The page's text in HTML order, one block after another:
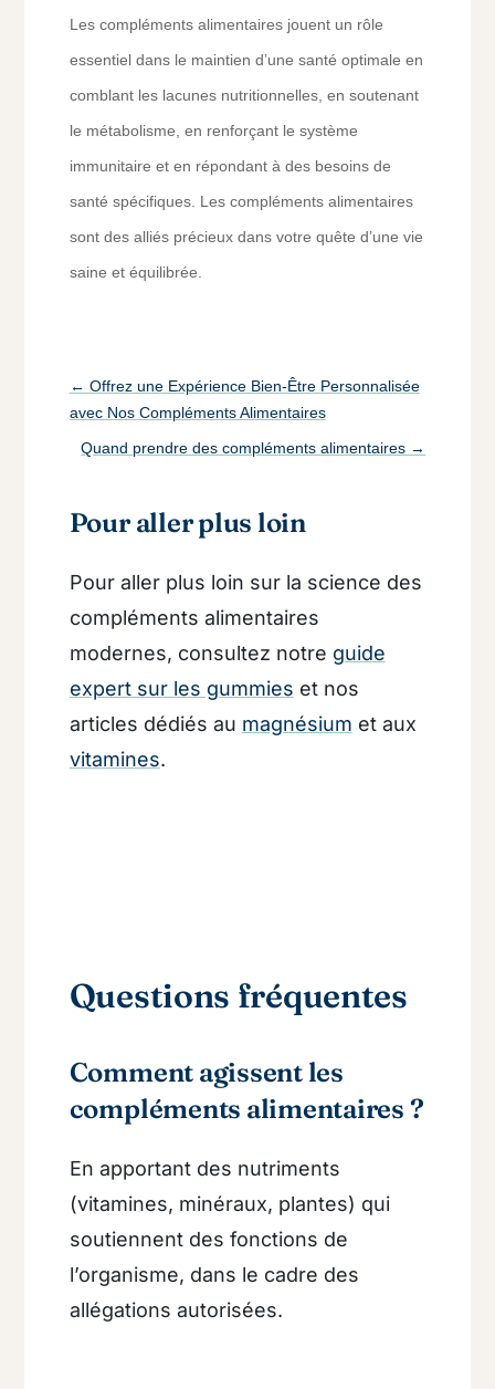
Les compléments alimentaires jouent un rôle
essentiel dans le maintien d’une santé optimale en
comblant les lacunes nutritionnelles, en soutenant
le métabolisme, en renforçant le système
immunitaire et en répondant à des besoins de
santé spécifiques. Les compléments alimentaires
sont des alliés précieux dans votre quête d’une vie
saine et équilibrée.
← Offrez une Expérience Bien-Être Personnalisée
avec Nos Compléments Alimentaires
Quand prendre des compléments alimentaires →
Pour aller plus loin
Pour aller plus loin sur la science des
compléments alimentaires
modernes, consultez notre guide
expert sur les gummies et nos
articles dédiés au magnésium et aux
vitamines.
Questions fréquentes
Comment agissent les
compléments alimentaires ?
En apportant des nutriments
(vitamines, minéraux, plantes) qui
soutiennent des fonctions de
l’organisme, dans le cadre des
allégations autorisées.